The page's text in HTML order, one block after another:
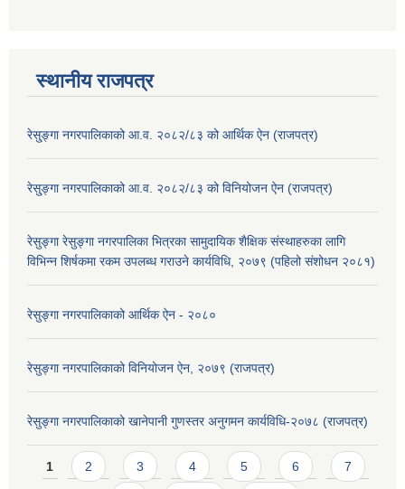
स्थानीय राजपत्र
रेसु्ङ्गा नगरपालिकाको आ.व. २०८२/८३ को आर्थिक ऐन (राजपत्र)
रेसु्ङ्गा नगरपालिकाको आ.व. २०८२/८३ को विनियोजन ऐन (राजपत्र)
रेसुङ्गा रेसुङ्गा नगरपालिका भित्रका सामुदायिक शैक्षिक संस्थाहरुका लागि
विभिन्न शिर्षकमा रकम उपलब्ध गराउने कार्यविधि, २०७९ (पहिलो संशोधन २०८१)
रेसुङ्गा नगरपालिकाको आर्थिक ऐन - २०८०
रेसुङ्गा नगरपालिकाको विनियोजन ऐन, २०७९ (राजपत्र)
रेसुङ्गा नगरपालिकाको खानेपानी गुणस्तर अनुगमन कार्यविधि-२०७८ (राजपत्र)
Pages
1 2 3 4 5 6 7